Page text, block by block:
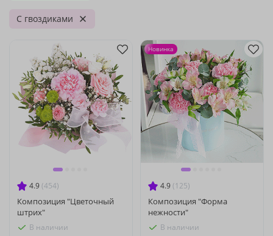
С гвоздиками
4.9 (454)
Композиция "Цветочный
штрих"
В наличии
4.9 (125)
Композиция "Форма
нежности"
В наличии
Новинка